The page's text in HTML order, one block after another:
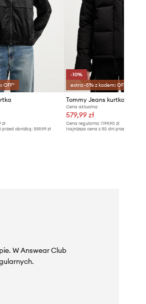
OFF*
zł
przed obniżką:339,99 zł
-10%
extra -5% z kodem: OFF*
Tommy Jeans kurtka
Cena aktualna:
579,99 zł
Cena regularna: 1199,90 zł
Najniższa cena z 30 dni przed obniżką:
W Answear Club